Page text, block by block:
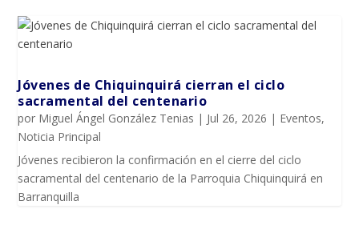
Jóvenes de Chiquinquirá cierran el ciclo
sacramental del centenario
por Miguel Ángel González Tenias | Jul 26, 2026 | Eventos,
Noticia Principal
Jóvenes recibieron la confirmación en el cierre del ciclo
sacramental del centenario de la Parroquia Chiquinquirá en
Barranquilla